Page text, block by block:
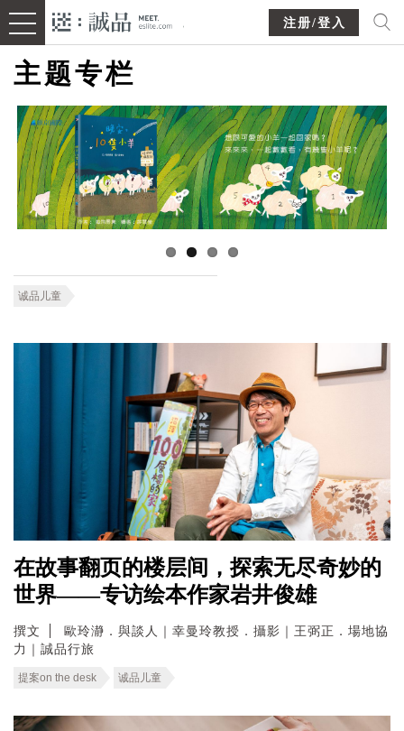
注册/登入
主题专栏
诚品儿童
在故事翻页的楼层间，探索无尽奇妙的
世界——专访绘本作家岩井俊雄
撰文
歐玲瀞．與談人｜幸曼玲教授．攝影｜王弼正．場地協
力｜誠品行旅
提案on the desk 诚品儿童